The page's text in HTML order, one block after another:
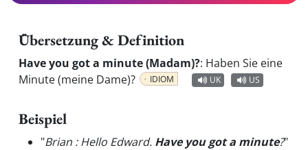
Übersetzung & Definition
Have you got a minute (Madam)?: Haben Sie eine
Minute (meine Dame)?
IDIOM UK US
Beispiel
"Brian : Hello Edward. Have you got a minute?"